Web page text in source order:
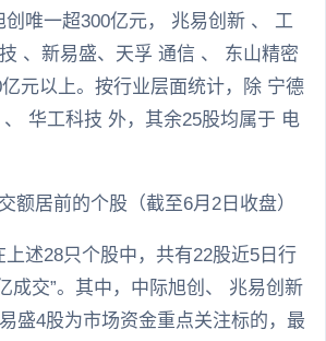
创唯一超300亿元， 兆易创新 、 工
、新易盛、天孚 通信 、 东山精密
元以上。按行业层面统计，除 宁德
华工科技 外，其余25股均属于 电
额居前的个股（截至6月2日收盘）
述28只个股中，共有22股近5日行
成交”。其中，中际旭创、 兆易创新
盛4股为市场资金重点关注标的，最